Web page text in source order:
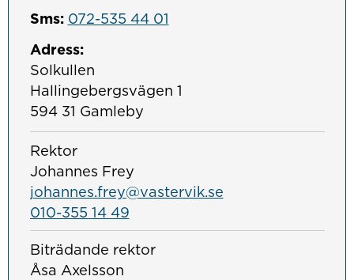
Sms: 072-535 44 01
Adress:
Solkullen
Hallingebergsvägen 1
594 31 Gamleby
Rektor
Johannes Frey
johannes.frey@vastervik.se
010-355 14 49
Biträdande rektor
Åsa Axelsson